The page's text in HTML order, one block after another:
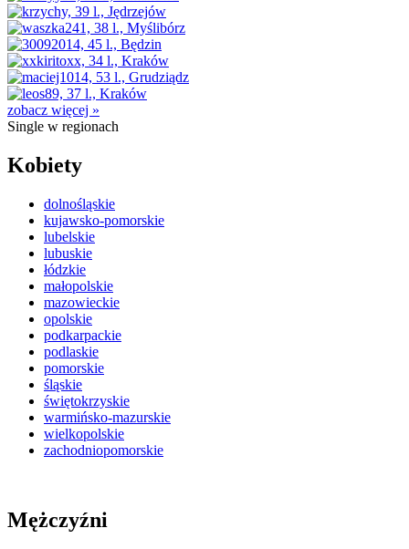
zobacz więcej »
Single w regionach
Kobiety
dolnośląskie
kujawsko-pomorskie
lubelskie
lubuskie
łódzkie
małopolskie
mazowieckie
opolskie
podkarpackie
podlaskie
pomorskie
śląskie
świętokrzyskie
warmińsko-mazurskie
wielkopolskie
zachodniopomorskie
Mężczyźni